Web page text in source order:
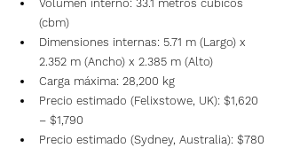
Volumen interno: 33.1 metros cúbicos
(cbm)
Dimensiones internas: 5.71 m (Largo) x
2.352 m (Ancho) x 2.385 m (Alto)
Carga máxima: 28,200 kg
Precio estimado (Felixstowe, UK): $1,620
– $1,790
Precio estimado (Sydney, Australia): $780